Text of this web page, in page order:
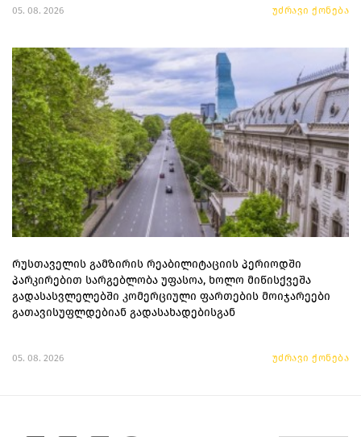
05. 08. 2026 უძრავი ქონება
რუსთაველის გამზირის რეაბილიტაციის პერიოდში
პარკირებით სარგებლობა უფასოა, ხოლო მიწისქვეშა
გადასასვლელებში კომერციული ფართების მოიჯარეები
გათავისუფლდებიან გადასახადებისგან
05. 08. 2026 უძრავი ქონება